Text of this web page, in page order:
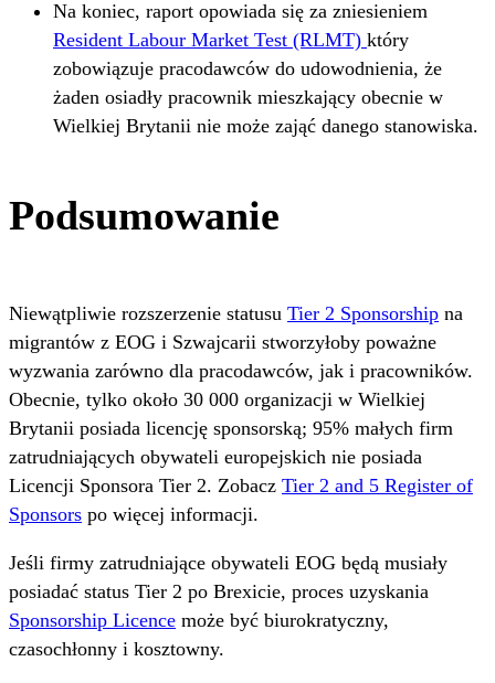
Na koniec, raport opowiada się za zniesieniem
Resident Labour Market Test (RLMT) który
zobowiązuje pracodawców do udowodnienia, że
żaden osiadły pracownik mieszkający obecnie w
Wielkiej Brytanii nie może zająć danego stanowiska.
Podsumowanie
Niewątpliwie rozszerzenie statusu Tier 2 Sponsorship na
migrantów z EOG i Szwajcarii stworzyłoby poważne
wyzwania zarówno dla pracodawców, jak i pracowników.
Obecnie, tylko około 30 000 organizacji w Wielkiej
Brytanii posiada licencję sponsorską; 95% małych firm
zatrudniających obywateli europejskich nie posiada
Licencji Sponsora Tier 2. Zobacz Tier 2 and 5 Register of
Sponsors po więcej informacji.
Jeśli firmy zatrudniające obywateli EOG będą musiały
posiadać status Tier 2 po Brexicie, proces uzyskania
Sponsorship Licence może być biurokratyczny,
czasochłonny i kosztowny.